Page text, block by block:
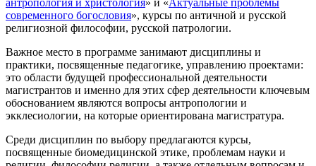
антропология и христология» и «Актуальные проблемы
современного богословия», курсы по античной и русской
религиозной философии, русской патрологии.
Важное место в программе занимают дисциплины и
практики, посвященные педагогике, управлению проектами:
это области будущей профессиональной деятельности
магистрантов и именно для этих сфер деятельности ключевым
обоснованием являются вопросы антропологии и
экклесиологии, на которые ориентирована магистратура.
Среди дисциплин по выбору предлагаются курсы,
посвященные биомедицинской этике, проблемам науки и